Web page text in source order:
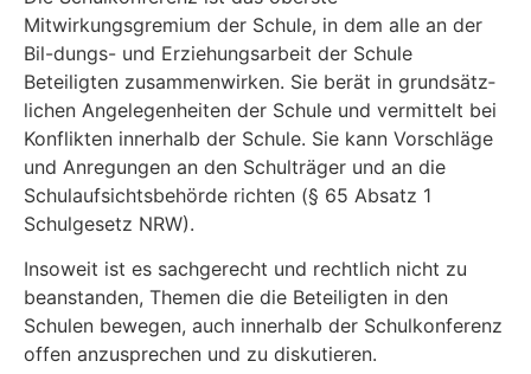
Mitwirkungsgremium der Schule, in dem alle an der
Bil-dungs- und Erziehungsarbeit der Schule
Beteiligten zusammenwirken. Sie berät in grundsätz­
lichen Angelegenheiten der Schule und vermittelt bei
Konflikten innerhalb der Schule. Sie kann Vorschläge
und Anregungen an den Schulträger und an die
Schulaufsichtsbehörde richten (§ 65 Absatz 1
Schulgesetz NRW).
Insoweit ist es sachgerecht und rechtlich nicht zu
beanstanden, Themen die die Beteiligten in den
Schulen bewegen, auch innerhalb der Schulkonferenz
offen anzusprechen und zu disku­tieren.